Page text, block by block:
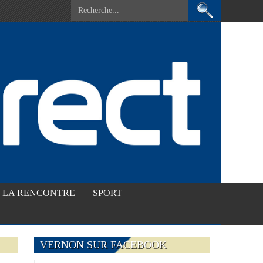
LA RENCONTRE SPORT
VERNON SUR FACEBOOK